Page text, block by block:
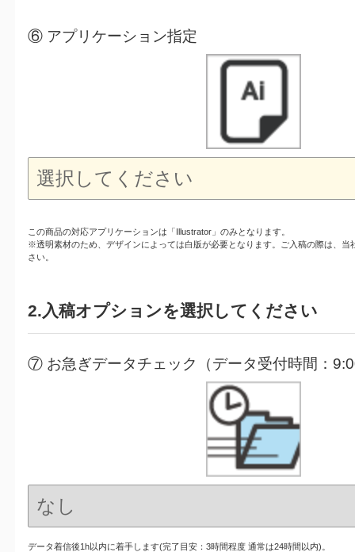
⑥ アプリケーション指定
この商品の対応アプリケーションは「Illustrator」のみとなります。
※透明素材のため、デザインによっては白版が必要となります。ご入稿の際は、当
さい。
2.入稿オプションを選択してください
⑦ お急ぎデータチェック（データ受付時間：
データ着信後1h以内に着手します(完了目安：3時間程度 通常は24時間以内)。